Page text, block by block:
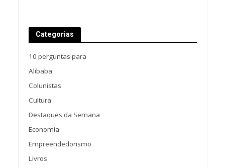
Categorias
10 perguntas para
Alibaba
Colunistas
Cultura
Destaques da Semana
Economia
Empreendedorismo
Livros